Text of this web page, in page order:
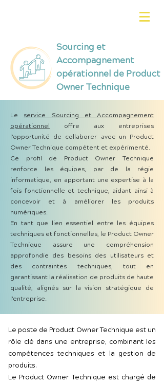
Sourcing et
Accompagnement
opérationnel de Product
Owner Technique
Le service Sourcing et Accompagnement
opérationnel offre aux entreprises
l'opportunité de collaborer avec un Product
Owner Technique compétent et expérimenté.
Ce profil de Product Owner Technique
renforce les équipes, par de la régie
informatique, en apportant une expertise à la
fois fonctionnelle et technique, aidant ainsi à
concevoir et à améliorer les produits
numériques.
En tant que lien essentiel entre les équipes
techniques et fonctionnelles, le Product Owner
Technique assure une compréhension
approfondie des besoins des utilisateurs et
des contraintes techniques, tout en
garantissant la réalisation de produits de haute
qualité, alignés sur la vision stratégique de
l'entreprise.
Le poste de Product Owner Technique est un
rôle clé dans une entreprise, combinant les
compétences techniques et la gestion de
produits.
Le Product Owner Technique est chargé de